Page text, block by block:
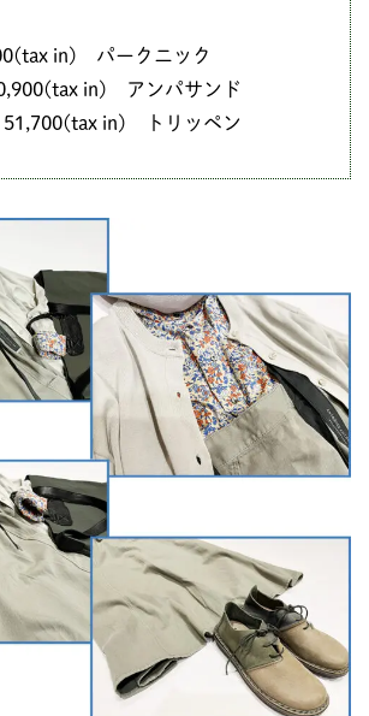
in) パークニック
in) アンパサンド
in) トリッペン